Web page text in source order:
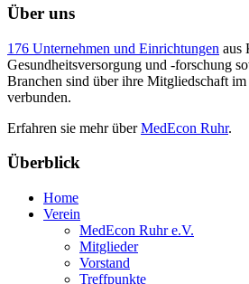
Über uns
176 Unternehmen und Einrichtungen aus
Gesundheitsversorgung und -forschung
Branchen sind über ihre Mitgliedschaft
verbunden.
Erfahren sie mehr überMedEcon Ruhr.
Überblick
Home
Verein
MedEcon Ruhr e.V.
Mitglieder
Vorstand
Treffpunkte